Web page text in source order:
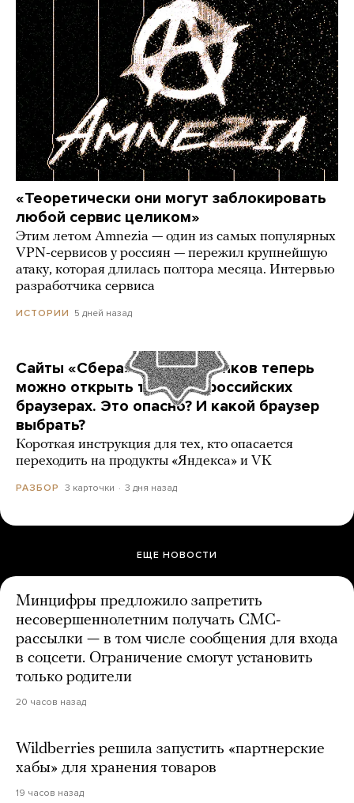
«Теоретически они могут заблокировать
любой сервис целиком»
Этим летом Amnezia — один из самых популярных
VPN-сервисов у россиян — пережил крупнейшую
атаку, которая длилась полтора месяца. Интервью
разработчика сервиса
ИСТОРИИ 5 дней назад
Сайты «Сбера» и других банков теперь
можно открыть только в российских
браузерах. Это опасно? И какой браузер
выбрать?
Короткая инструкция для тех, кто опасается
переходить на продукты «Яндекса» и VK
РАЗБОР 3 карточки 3 дня назад
ЕЩЕ НОВОСТИ
Минцифры предложило запретить
несовершеннолетним получать СМС-
рассылки — в том числе сообщения для входа
в соцсети. Ограничение смогут установить
только родители
20 часов назад
Wildberries решила запустить «партнерские
хабы» для хранения товаров
19 часов назад